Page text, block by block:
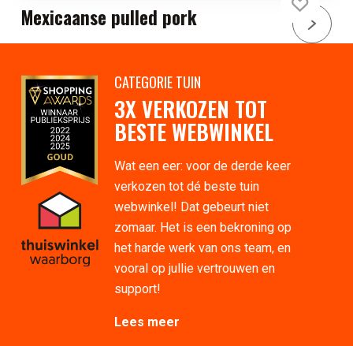
Mexicaanse pulled pork
CATEGORIE TUIN
3X VERKOZEN TOT
BESTE WEBWINKEL
Wat een eer: voor de derde keer
verkozen tot dé beste tuin
webwinkel! Dat gebeurt niet
zomaar. Het is een bekroning op
het harde werk van ons team, en
vooral op jullie vertrouwen en
support!
Lees meer